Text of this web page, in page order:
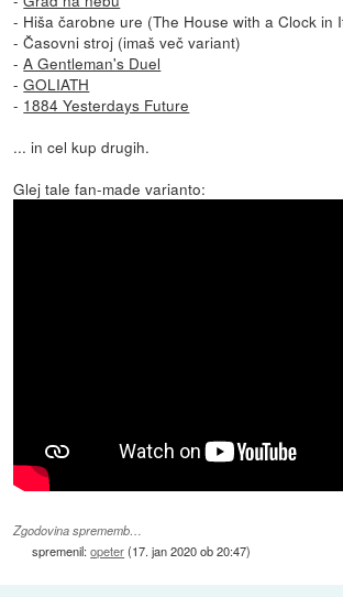
- Hiša čarobne ure (The House with a Clock in
- Časovni stroj (imaš več variant)
-A Gentleman's Duel
-GOLIATH
- 1884 Yesterdays Future
... in cel kup drugih.
Glej tale fan-made varianto:
Zgodovina sprememb…
spremenil:opeter(17. jan 2020 ob 20:47)